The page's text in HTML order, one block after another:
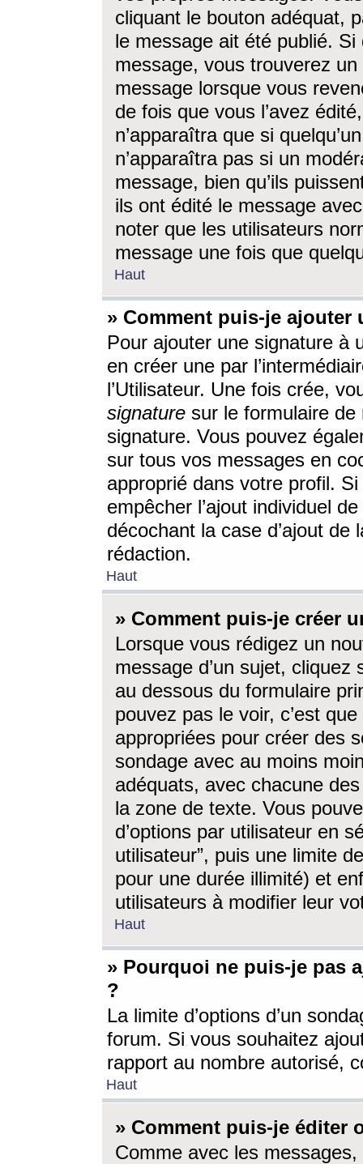
cliquant le bouton adéquat,
le message ait été publié. Si
message, vous trouverez
message lorsque vous
de fois que vous l’avez
n’apparaîtra que si
n’apparaîtra pas si un
message, bien qu’ils
ils ont édité le message
noter que les utilisateurs
message une fois que
Haut
» Comment puis-je ajouter
Pour ajouter une signature à
en créer une par
l’Utilisateur. Une fois crée,
signature sur le formulaire de
signature. Vous pouvez
sur tous vos messages en
approprié dans votre profil.
empêcher l’ajout individuel
décochant la case d’ajout
rédaction.
Haut
» Comment puis-je créer
Lorsque vous rédigez un
message d’un sujet, cliquez
au dessous du formulaire
pouvez pas le voir, c’est
appropriées pour créer des
sondage avec au moins
adéquats, avec chacune
la zone de texte. Vous
d’options par utilisateur en
utilisateur”, puis une limite
pour une durée illimité) et
utilisateurs à modifier leur
Haut
» Pourquoi ne puis-je pas
?
La limite d’options d’un
forum. Si vous souhaitez
rapport au nombre autorisé,
Haut
» Comment puis-je éditer
Comme avec les